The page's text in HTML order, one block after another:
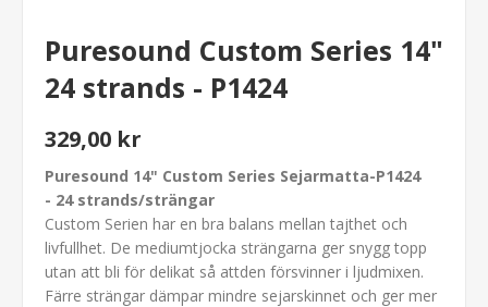
Puresound Custom Series 14"
24 strands - P1424
329,00 kr
Puresound 14" Custom Series Sejarmatta-P1424
- 24 strands/strängar
Custom Serien har en bra balans mellan tajthet och
livfullhet. De mediumtjocka strängarna ger snygg topp
utan att bli för delikat så attden försvinner i ljudmixen.
Färre strängar dämpar mindre sejarskinnet och ger mer